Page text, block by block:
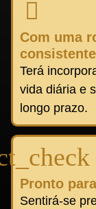
Com uma
Terá
vida diária e
longo prazo.
Pronto
Sentirá-se